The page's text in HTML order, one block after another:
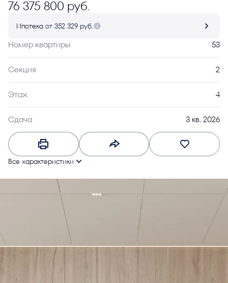
76 375 800 руб.
Ипотека от 352 329 руб.
Номер квартиры 53
Секция 2
Этаж 4
Сдача 3 кв. 2026
Все характеристики